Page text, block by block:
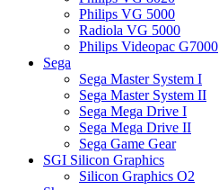
Philips VG 5000
Radiola VG 5000
Philips Videopac G7000
Sega
Sega Master System I
Sega Master System II
Sega Mega Drive I
Sega Mega Drive II
Sega Game Gear
SGI Silicon Graphics
Silicon Graphics O2